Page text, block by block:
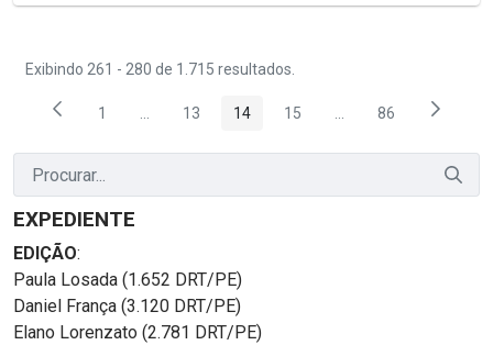
Exibindo 261 - 280 de 1.715 resultados.
Página
1 ...Páginas intermediárias Usar ABA para navegar.
Página
13 Página
14 Página
15 ...PáginasPágina
86
EXPEDIENTE
EDIÇÃO:
Paula Losada (1.652 DRT/PE)
Daniel França (3.120 DRT/PE)
Elano Lorenzato (2.781 DRT/PE)